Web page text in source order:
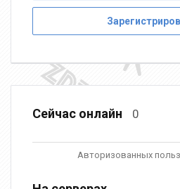
Сейчас онлайн 0
Авторизованных